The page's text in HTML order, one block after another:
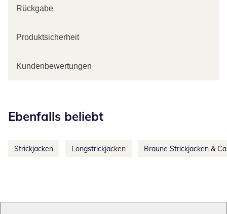
Rückgabe
Produktsicherheit
Kundenbewertungen
Ebenfalls beliebt
Strickjacken Longstrickjacken Braune Strickjacken &